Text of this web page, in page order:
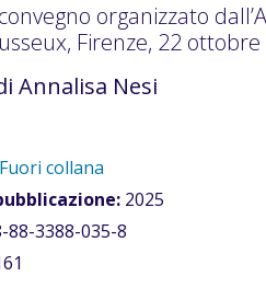
organizzato
Firenze, 22
Annalisa Nesi
Fuori collana
2025
88-3388-035-8